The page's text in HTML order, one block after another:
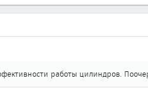
работы цилиндров.